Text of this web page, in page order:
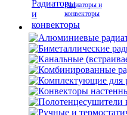
Радиаторы и
конвекторы